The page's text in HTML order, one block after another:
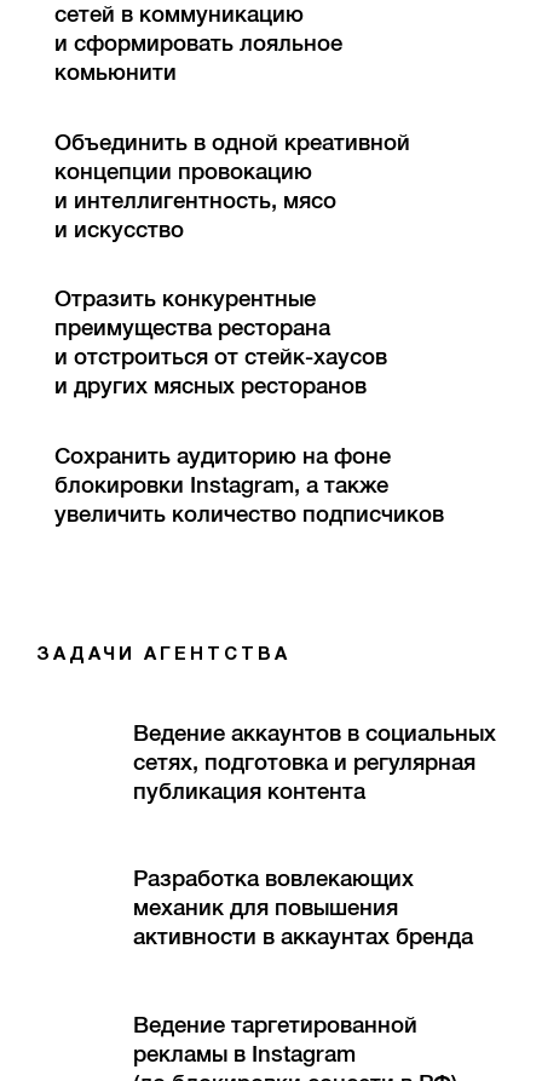
сетей в коммуникацию
и сформировать лояльное
комьюнити
Объединить в одной креативной
концепции провокацию
и интеллигентность, мясо
и искусство
Отразить конкурентные
преимущества ресторана
и отстроиться от стейк-хаусов
и других мясных ресторанов
Сохранить аудиторию на фоне
блокировки Instagram, а также
увеличить количество подписчиков
ЗАДАЧИ АГЕНТСТВА
Ведение аккаунтов в социальных
сетях, подготовка и регулярная
публикация контента
Разработка вовлекающих
механик для повышения
активности в аккаунтах бренда
Ведение таргетированной
рекламы в Instagram